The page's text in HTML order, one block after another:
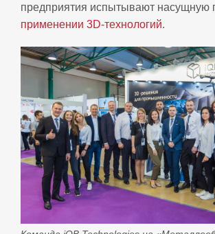
предприятия испытывают насущную
применении 3D-технологий.